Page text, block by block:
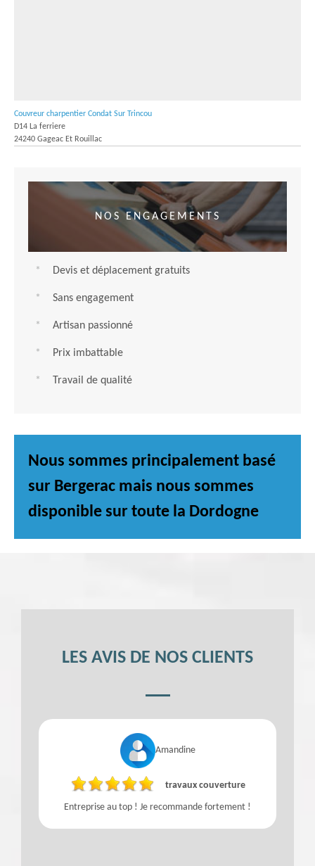
Couvreur charpentier Condat Sur Trincou
D14 La ferriere
24240 Gageac Et Rouillac
NOS ENGAGEMENTS
Devis et déplacement gratuits
Sans engagement
Artisan passionné
Prix imbattable
Travail de qualité
Nous sommes principalement basé
sur Bergerac mais nous sommes
disponible sur toute la Dordogne
LES AVIS DE NOS CLIENTS
Amandine
travaux couverture
Entreprise au top ! Je recommande fortement !